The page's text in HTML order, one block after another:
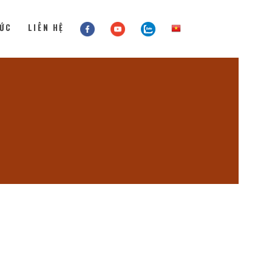
LIÊN HỆ